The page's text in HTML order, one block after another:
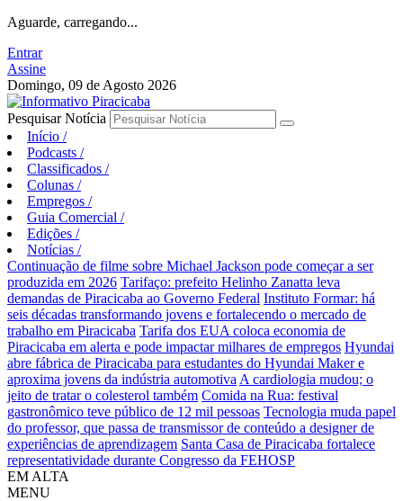
Aguarde, carregando...
Entrar
Assine
Domingo, 09 de Agosto 2026
Pesquisar Notícia
Início /
Podcasts /
Classificados /
Colunas /
Empregos /
Guia Comercial /
Edições /
Notícias /
Continuação de filme sobre Michael Jackson pode começar a ser
produzida em 2026 Tarifaço: prefeito Helinho Zanatta leva
demandas de Piracicaba ao Governo Federal Instituto Formar: há
seis décadas transformando jovens e fortalecendo o mercado de
trabalho em Piracicaba Tarifa dos EUA coloca economia de
Piracicaba em alerta e pode impactar milhares de empregos Hyundai
abre fábrica de Piracicaba para estudantes do Hyundai Maker e
aproxima jovens da indústria automotiva A cardiologia mudou; o
jeito de tratar o colesterol também Comida na Rua: festival
gastronômico teve público de 12 mil pessoas Tecnologia muda papel
do professor, que passa de transmissor de conteúdo a designer de
experiências de aprendizagem Santa Casa de Piracicaba fortalece
representatividade durante Congresso da FEHOSP
EM ALTA
MENU